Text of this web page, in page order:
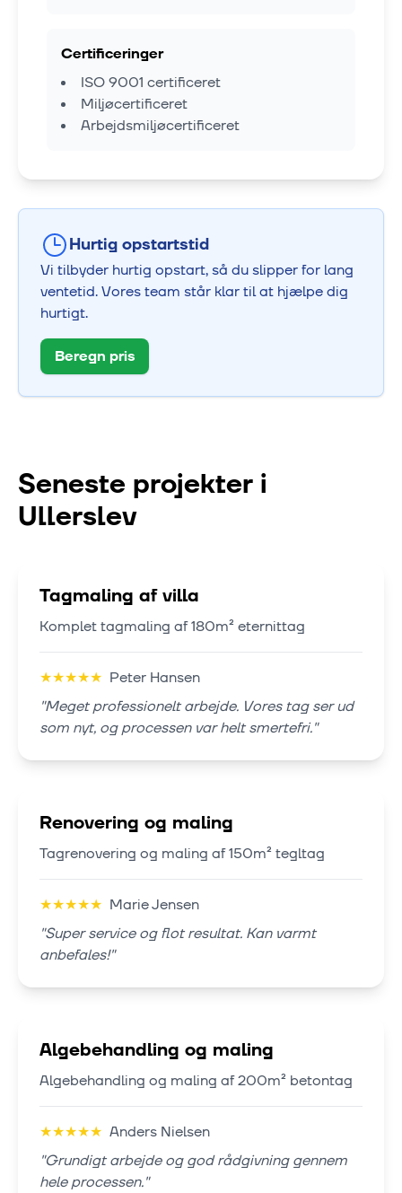
Certificeringer
ISO 9001 certificeret
Miljøcertificeret
Arbejdsmiljøcertificeret
Hurtig opstartstid
Vi tilbyder hurtig opstart, så du slipper for lang
ventetid. Vores team står klar til at hjælpe dig
hurtigt.
Beregn pris
Seneste projekter i
Ullerslev
Tagmaling af villa
Komplet tagmaling af 180m² eternittag
★★★★★ Peter Hansen
"Meget professionelt arbejde. Vores tag ser ud
som nyt, og processen var helt smertefri."
Renovering og maling
Tagrenovering og maling af 150m² tegltag
★★★★★ Marie Jensen
"Super service og flot resultat. Kan varmt
anbefales!"
Algebehandling og maling
Algebehandling og maling af 200m² betontag
★★★★★ Anders Nielsen
"Grundigt arbejde og god rådgivning gennem
hele processen."